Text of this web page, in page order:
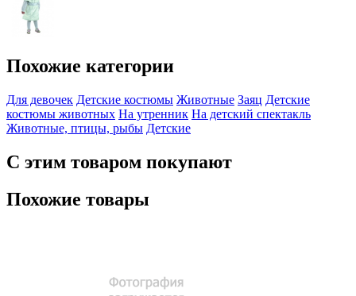
Похожие категории
Для девочек Детские костюмы Животные Заяц Детские
костюмы животных На утренник На детский спектакль
Животные, птицы, рыбы Детские
С этим товаром покупают
Похожие товары